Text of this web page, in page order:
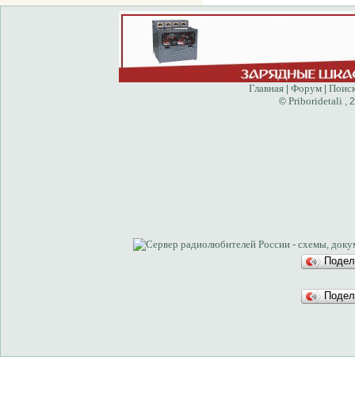
Главная| Форум|
© Priboridetali ,